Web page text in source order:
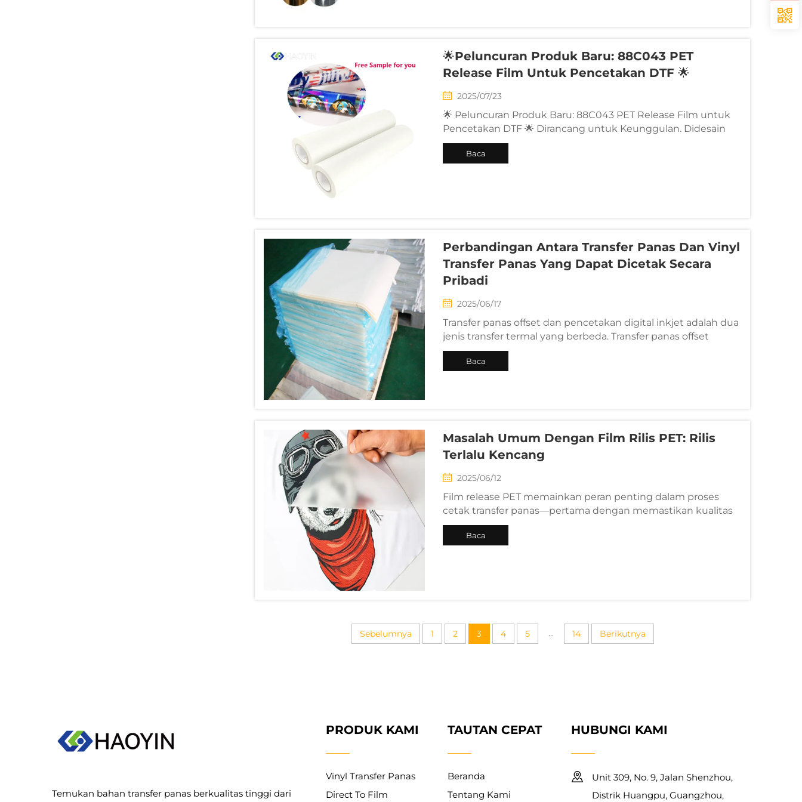
🌟Peluncuran Produk Baru: 88C043 PET
Release Film Untuk Pencetakan DTF 🌟
2025/07/23
🌟 Peluncuran Produk Baru: 88C043 PET Release Film untuk
Pencetakan DTF 🌟 Dirancang untuk Keunggulan. Didesain
untuk Keberlanjutan. Kami bangga memperkenalkan...
Baca
Perbandingan Antara Transfer Panas Dan Vinyl
Transfer Panas Yang Dapat Dicetak Secara
Pribadi
2025/06/17
Transfer panas offset dan pencetakan digital inkjet adalah dua
jenis transfer termal yang berbeda. Transfer panas offset
berbentuk cetak, sementara pencetakan digital inkjet dapat
langsung ditransfer panas melalui pencetakan. Pencetakan
Baca
Masalah Umum Dengan Film Rilis PET: Rilis
Terlalu Kencang
2025/06/12
Film release PET memainkan peran penting dalam proses
cetak transfer panas—pertama dengan memastikan kualitas
permukaan film yang dicetak, lalu memungkinkan tinta yang
dicetak di atasnya berpindah secara halus ke kain. Namun
Baca
Sebelumnya 1 2 3 4 5 ... 14 Berikutnya
Temukan bahan transfer panas berkualitas tinggi dari
PRODUK KAMI
Vinyl Transfer Panas
Direct To Film
TAUTAN CEPAT
Beranda
Tentang Kami
HUBUNGI KAMI
Unit 309, No. 9, Jalan Shenzhou,
Distrik Huangpu, Guangzhou,